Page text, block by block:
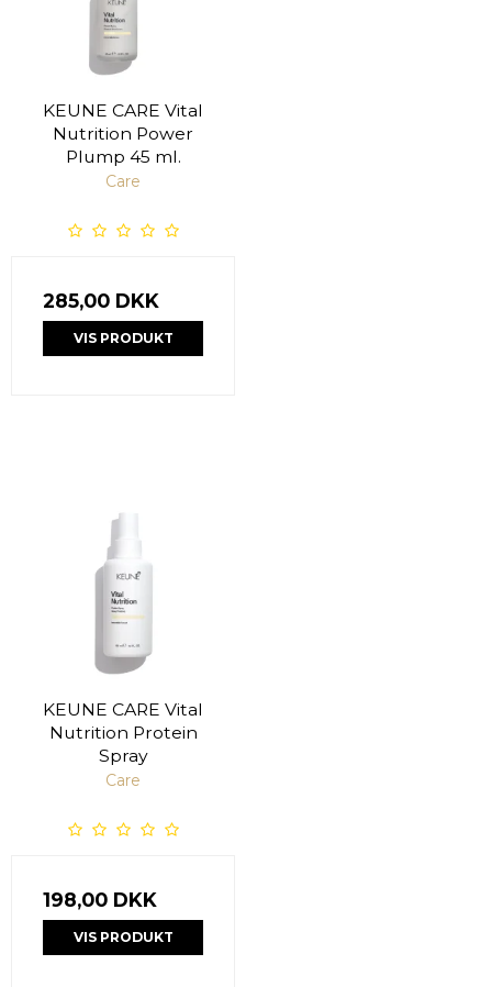
KEUNE CARE Vital
Nutrition Power
Plump 45 ml.
Care
285,00 DKK
VIS PRODUKT
KEUNE CARE Vital
Nutrition Protein
Spray
Care
198,00 DKK
VIS PRODUKT